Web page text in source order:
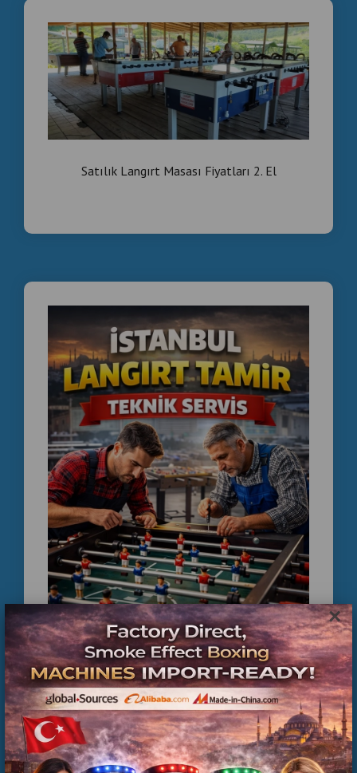
×
Satılık Langırt Masası Fiyatları 2. El
Langırt İkinci El Fiyatları